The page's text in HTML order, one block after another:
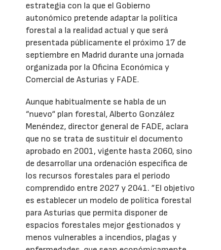
estrategia con la que el Gobierno
autonómico pretende adaptar la política
forestal a la realidad actual y que será
presentada públicamente el próximo 17 de
septiembre en Madrid durante una jornada
organizada por la Oficina Económica y
Comercial de Asturias y FADE.
Aunque habitualmente se habla de un
“nuevo“ plan forestal, Alberto González
Menéndez, director general de FADE, aclara
que no se trata de sustituir el documento
aprobado en 2001, vigente hasta 2060, sino
de desarrollar una ordenación específica de
los recursos forestales para el periodo
comprendido entre 2027 y 2041. ”El objetivo
es establecer un modelo de política forestal
para Asturias que permita disponer de
espacios forestales mejor gestionados y
menos vulnerables a incendios, plagas y